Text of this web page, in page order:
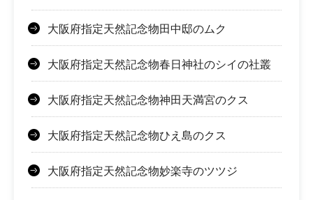
大阪府指定天然記念物田中邸のムク
大阪府指定天然記念物春日神社のシイの社叢
大阪府指定天然記念物神田天満宮のクス
大阪府指定天然記念物ひえ島のクス
大阪府指定天然記念物妙楽寺のツツジ